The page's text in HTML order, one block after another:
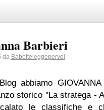
Barbieri
da Babetteleggepervoi
abbiamo GIOVANNA
storico "La stratega -
le classifiche e